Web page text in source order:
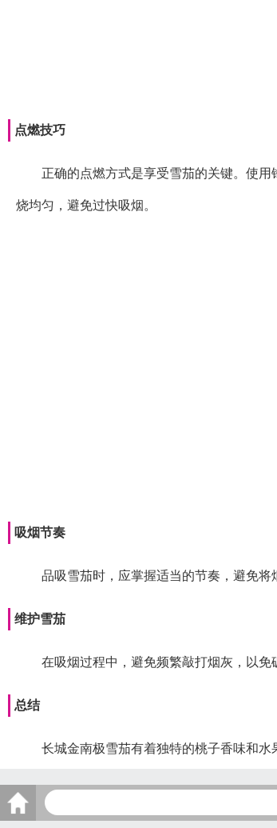
点燃技巧
正确的点燃方式是享受雪茄的关键。使
烧均匀，避免过快吸烟。
吸烟节奏
品吸雪茄时，应掌握适当的节奏，避免
维护雪茄
在吸烟过程中，避免频繁敲打烟灰，以免
总结
长城金南极雪茄有着独特的桃子香味和